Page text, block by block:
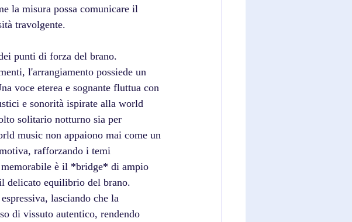
la misura possa comunicare il
travolgente.
punti di forza del brano.
l'arrangiamento possiede un
voce eterea e sognante fluttua con
e sonorità ispirate alla world
solitario notturno sia per
music non appaiono mai come un
rafforzando i temi
memorabile è il *bridge* di ampio
delicato equilibrio del brano.
lasciando che la
di vissuto autentico, rendendo